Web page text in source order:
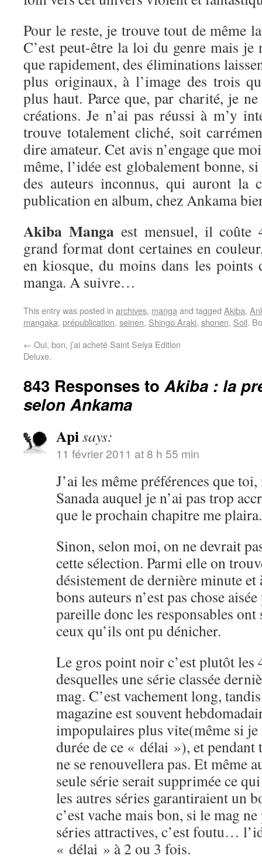
Pour le reste, je trouve tout de même
C’est peut-être la loi du genre mais je
que rapidement, des éliminations
plus originaux, à l’image des trois
plus haut. Parce que, par charité, je
créations. Je n’ai pas réussi à m’y
trouve totalement cliché, soit
dire amateur. Cet avis n’engage que
même, l’idée est globalement bonne,
des auteurs inconnus, qui auront la
publication en album, chez Ankama
Akiba Mangaest mensuel, il coûte
grand format dont certaines en
en kiosque, du moins dans les points
manga. A suivre…
This entry was posted in archives, manga and tagged Akiba,
mangaka, prépublication, seinen, Shingo Araki, shonen, Soil.
← Oui, bon, j’ai acheté Saint Seiya Edition
Deluxe.
843 Responses toAkiba : la
selon Ankama
Apisays:
11 février 2011 at 8 h 55 min
J’ai les même préférences que
Sanada auquel je n’ai pas trop
que le prochain chapitre me plaira.
Sinon, selon moi, on ne devrait
cette sélection. Parmi elle on
désistement de dernière minute
bons auteurs n’est pas chose
pareille donc les responsables ont
ceux qu’ils ont pu dénicher.
Le gros point noir c’est plutôt les
desquelles une série classée
mag. C’est vachement long,
magazine est souvent
impopulaires plus vite(même si je
durée de ce « délai »), et pendant
ne se renouvellera pas. Et même
seule série serait supprimée ce
les autres séries garantiraient un
c’est vache mais bon, si le mag
séries attractives, c’est foutu…
« délai » à 2 ou 3 fois.